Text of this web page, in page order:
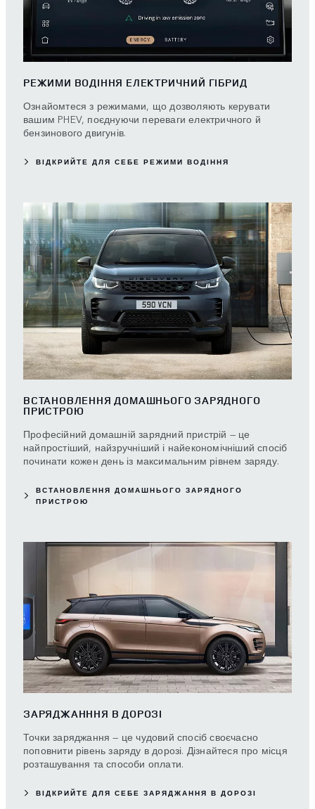
РЕЖИМИ ВОДІННЯ ЕЛЕКТРИЧНИЙ ГІБРИД
Ознайомтеся з режимами, що дозволяють керувати
вашим PHEV, поєднуючи переваги електричного й
бензинового двигунів.
ВІДКРИЙТЕ ДЛЯ СЕБЕ РЕЖИМИ ВОДІННЯ
ВСТАНОВЛЕННЯ ДОМАШНЬОГО ЗАРЯДНОГО
ПРИСТРОЮ
Професійний домашній зарядний пристрій — це
найпростіший, найзручніший і найекономічніший спосіб
починати кожен день із максимальним рівнем заряду.
ВСТАНОВЛЕННЯ ДОМАШНЬОГО ЗАРЯДНОГО
ПРИСТРОЮ
ЗАРЯДЖАНННЯ В ДОРОЗІ
Точки заряджання — це чудовий спосіб своєчасно
поповнити рівень заряду в дорозі. Дізнайтеся про місця
розташування та способи оплати.
ВІДКРИЙТЕ ДЛЯ СЕБЕ ЗАРЯДЖАННЯ В ДОРОЗІ